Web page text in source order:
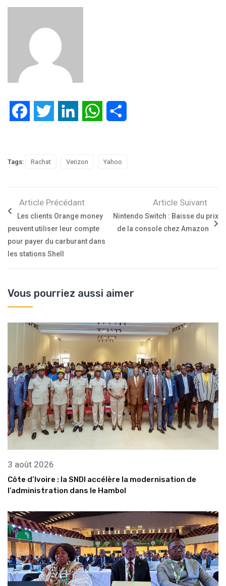
FacebookTwitter LinkedIn WhatsApp
Tags: Rachat Verizon Yahoo
Article Précédant
Les clients Orange money
peuvent utiliser leur compte
pour payer du carburant dans
les stations Shell
Article Suivant
Nintendo Switch : Baisse du prix
de la console chez Amazon
Vous pourriez aussi aimer
3 août 2026
Côte d’Ivoire : la SNDI accélère la modernisation de
l’administration dans le Hambol